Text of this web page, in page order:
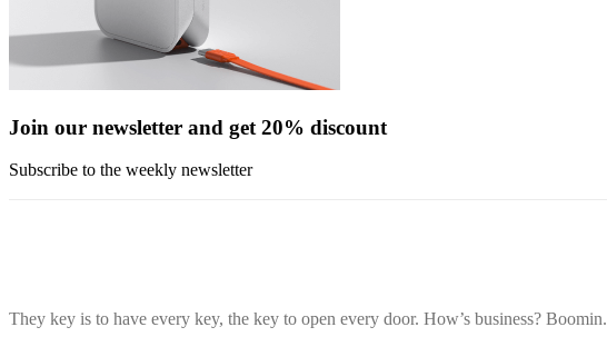
Join our newsletter and get 20% discount
Subscribe to the weekly newsletter
They key is to have every key, the key to open every door. How’s business? Boomin.